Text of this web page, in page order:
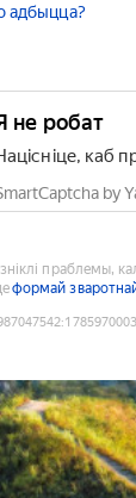
адбыцца?
не робат
каб
by
праблемы,
формай зваротнай
:1785970003